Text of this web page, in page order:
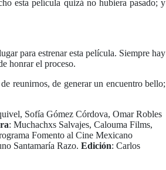
esta película quizá no hubiera pasado; y
para estrenar esta película. Siempre hay
honrar el proceso.
reunirnos, de generar un encuentro bello;
Sofía Gómez Córdova, Omar Robles
: Muchachxs Salvajes, Calouma Films,
Fomento al Cine Mexicano
Santamaría Razo. Edición: Carlos